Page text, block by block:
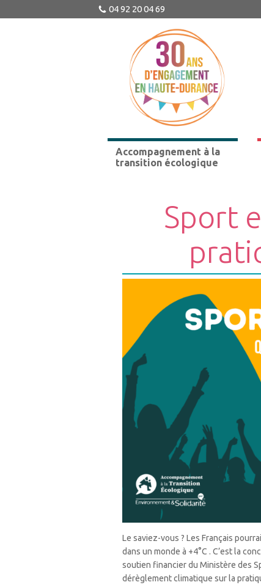
04 92 20 04 69
Accompagnement à la
transition écologique
Sport
Le saviez-vous ? Les Français
dans un monde à +4°C . C’est la
soutien financier du Ministère des
dérèglement climatique sur la